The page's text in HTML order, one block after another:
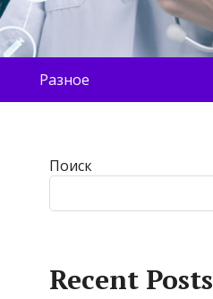
Разное
Поиск
Recent Posts